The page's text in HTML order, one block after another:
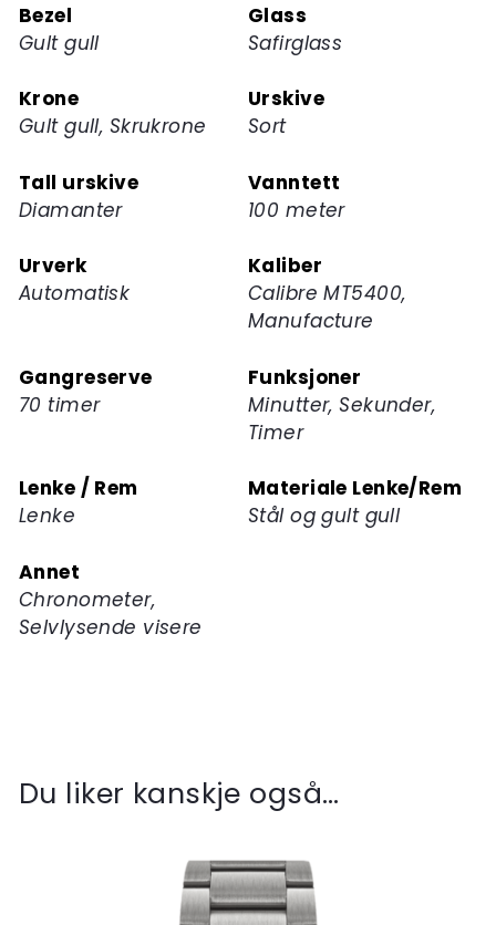
produktet
Bezel
Gult gull
Glass
Safirglass
Krone
Gult gull, Skrukrone
Urskive
Sort
Tall urskive
Diamanter
Vanntett
100 meter
Urverk
Automatisk
Kaliber
Calibre MT5400,
Manufacture
Gangreserve
70 timer
Funksjoner
Minutter, Sekunder,
Timer
Lenke / Rem
Lenke
Materiale Lenke/Rem
Stål og gult gull
Annet
Chronometer,
Selvlysende visere
Du liker kanskje også…